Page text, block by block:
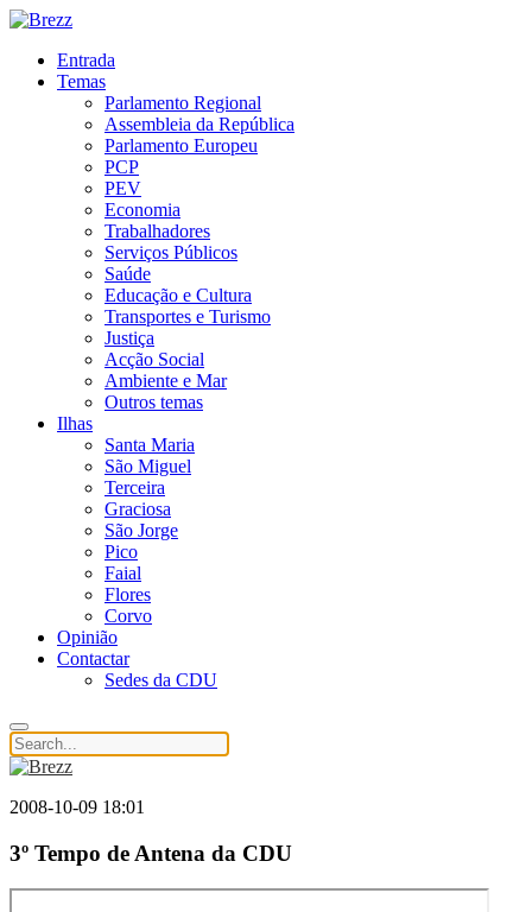
Entrada
Temas
Parlamento Regional
Assembleia da República
Parlamento Europeu
PCP
PEV
Economia
Trabalhadores
Serviços Públicos
Saúde
Educação e Cultura
Transportes e Turismo
Justiça
Acção Social
Ambiente e Mar
Outros temas
Ilhas
Santa Maria
São Miguel
Terceira
Graciosa
São Jorge
Pico
Faial
Flores
Corvo
Opinião
Contactar
Sedes da CDU
2008-10-09 18:01
3º Tempo de Antena da CDU